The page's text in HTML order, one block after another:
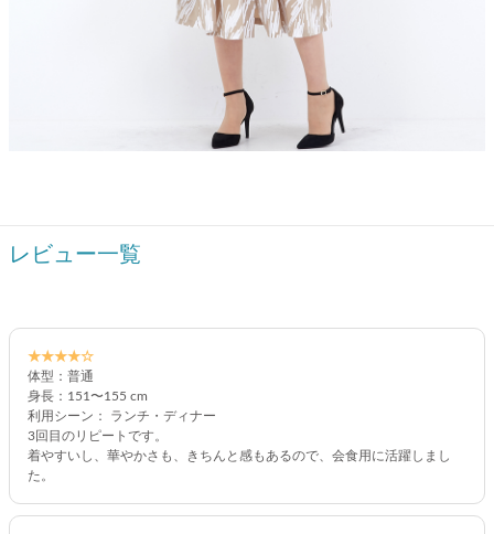
レビュー一覧
★★★★☆
体型：普通
身長：151〜155 cm
利用シーン： ランチ・ディナー
3回目のリピートです。
着やすいし、華やかさも、きちんと感もあるので、会食用に活躍しまし
た。